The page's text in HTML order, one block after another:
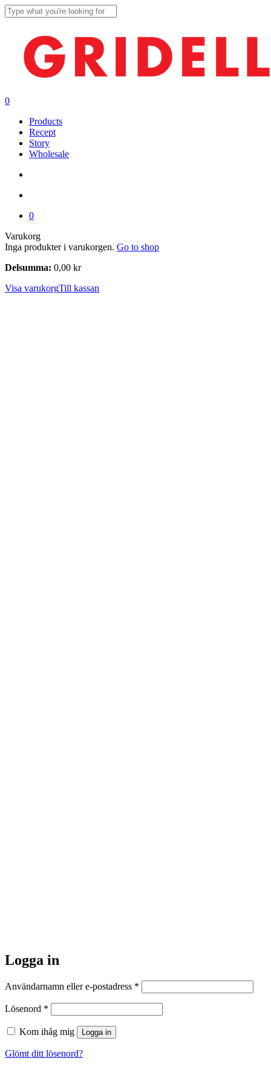
Skip
to
content
search
account
0
Products
Recept
Story
Wholesale
0
VarukorgClose
Cart
Inga produkter i varukorgen. Go to shop
Delsumma: 0,00 kr
Visa varukorgTill kassan
Logga in
Användarnamn eller e-postadress *
Lösenord *
Kom ihåg mig Logga in
Glömt ditt lösenord?